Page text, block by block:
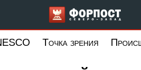
Форпост
Точка зрения